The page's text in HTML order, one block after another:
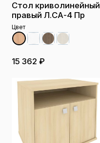
Стол криволинейный
правый Л.СА-4 Пр
Цвет
15 362 ₽